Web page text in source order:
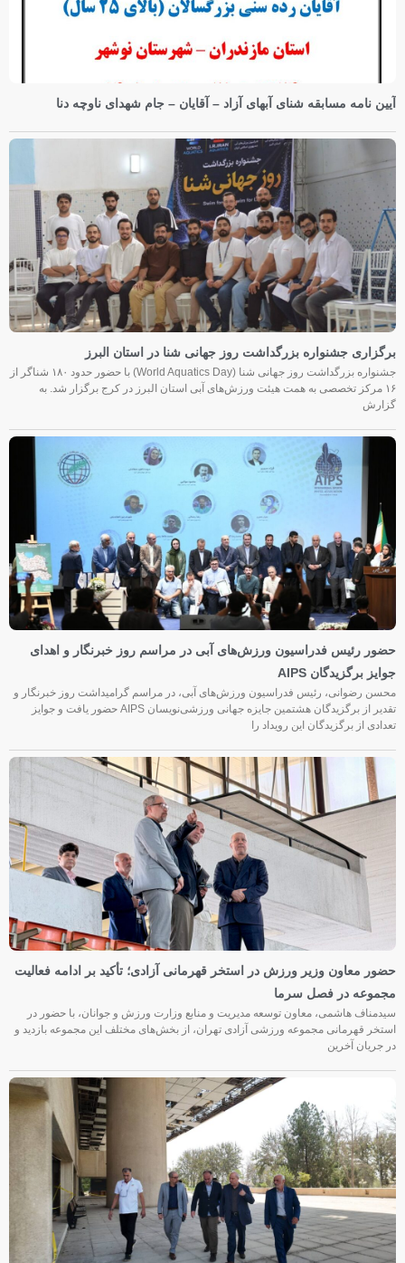
آیین نامه مسابقه شنای آبهای آزاد – آقایان – جام شهدای ناوچه دنا
برگزاری جشنواره بزرگداشت روز جهانی شنا در استان البرز
جشنواره بزرگداشت روز جهانی شنا (World Aquatics Day) با حضور حدود ۱۸۰ شناگر از
۱۶ مرکز تخصصی به همت هیئت ورزش‌های آبی استان البرز در کرج برگزار شد. به
گزارش
حضور رئیس فدراسیون ورزش‌های آبی در مراسم روز خبرنگار و اهدای
جوایز برگزیدگان AIPS
محسن رضوانی، رئیس فدراسیون ورزش‌های آبی، در مراسم گرامیداشت روز خبرنگار و
تقدیر از برگزیدگان هشتمین جایزه جهانی ورزشی‌نویسان AIPS حضور یافت و جوایز
تعدادی از برگزیدگان این رویداد را
حضور معاون وزیر ورزش در استخر قهرمانی آزادی؛ تأکید بر ادامه فعالیت
مجموعه در فصل سرما
سیدمناف هاشمی، معاون توسعه مدیریت و منابع وزارت ورزش و جوانان، با حضور در
استخر قهرمانی مجموعه ورزشی آزادی تهران، از بخش‌های مختلف این مجموعه بازدید و
در جریان آخرین